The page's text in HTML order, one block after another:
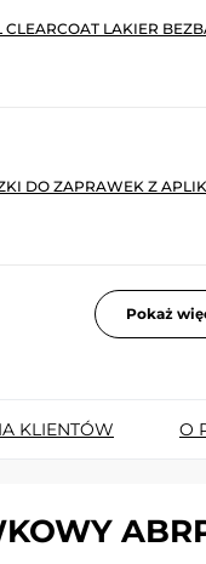
CLEARCOAT LAKIER
DO ZAPRAWEK Z
Pokaż
KLIENTÓW O